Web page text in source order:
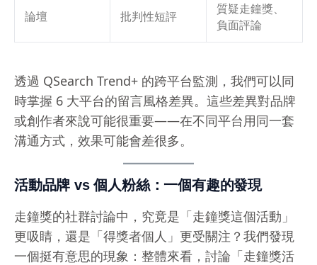
論壇 批判性短評
質疑走鐘獎、
負面評論
透過 QSearch Trend+ 的跨平台監測，我們可以同
時掌握 6 大平台的留言風格差異。這些差異對品牌
或創作者來說可能很重要——在不同平台用同一套
溝通方式，效果可能會差很多。
活動品牌 vs 個人粉絲：一個有趣的發現
走鐘獎的社群討論中，究竟是「走鐘獎這個活動」
更吸睛，還是「得獎者個人」更受關注？我們發現
一個挺有意思的現象：整體來看，討論「走鐘獎活